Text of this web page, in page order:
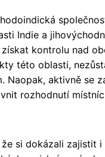
Indie a
kontrolu nad
této oblasti,
Naopak, aktivně se
rozhodnutí
si dokázali zajistit i